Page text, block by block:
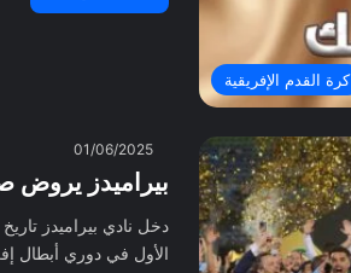
كرة القدم الإفريقية
01/06/2025
بيراميدز يروض
دخل نادي بيراميدز
الأول في دوري أبطال إفريقيا